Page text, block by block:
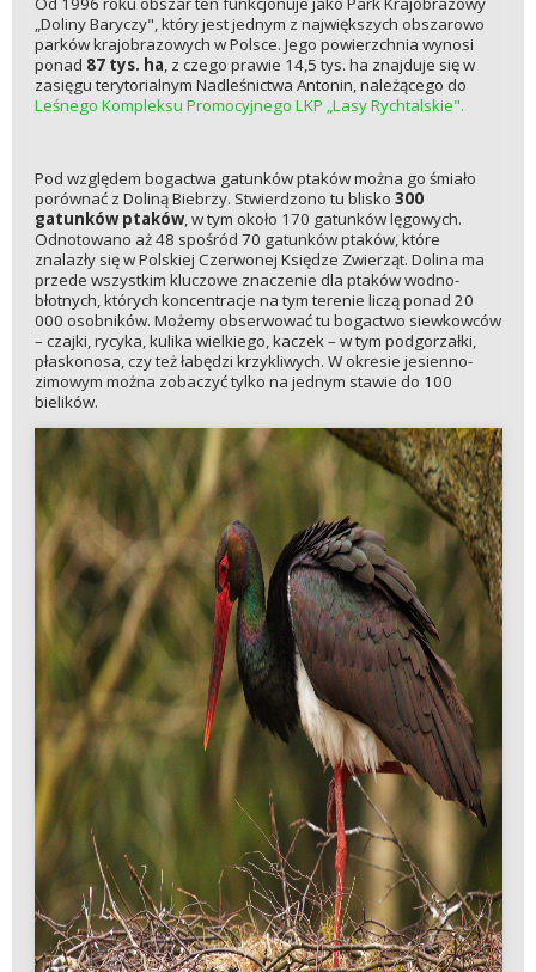
„Doliny Baryczy", który jest jednym z największych obszarowo
parków krajobrazowych w Polsce. Jego powierzchnia wynosi
ponad 87 tys. ha, z czego prawie 14,5 tys. ha znajduje się w
zasięgu terytorialnym Nadleśnictwa Antonin, należącego do
Leśnego Kompleksu Promocyjnego LKP „Lasy Rychtalskie".
Pod względem bogactwa gatunków ptaków można go śmiało
porównać z Doliną Biebrzy. Stwierdzono tu blisko 300
gatunków ptaków, w tym około 170 gatunków lęgowych.
Odnotowano aż 48 spośród 70 gatunków ptaków, które
znalazły się w Polskiej Czerwonej Księdze Zwierząt. Dolina ma
przede wszystkim kluczowe znaczenie dla ptaków wodno-
błotnych, których koncentracje na tym terenie liczą ponad 20
000 osobników. Możemy obserwować tu bogactwo siewkowców
– czajki, rycyka, kulika wielkiego, kaczek – w tym podgorzałki,
płaskonosa, czy też łabędzi krzykliwych. W okresie jesienno-
zimowym można zobaczyć tylko na jednym stawie do 100
bielików.